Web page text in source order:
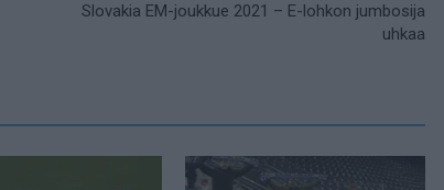
Slovakia EM-joukkue 2021 – E-lohkon jumbosija
uhkaa